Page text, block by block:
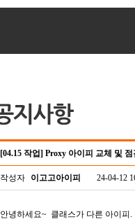
[04.15 작업] Proxy 아이피 교체 및
작성자 이고고아이피 24-04-12
안녕하세요~ 클래스가 다른 아이피.